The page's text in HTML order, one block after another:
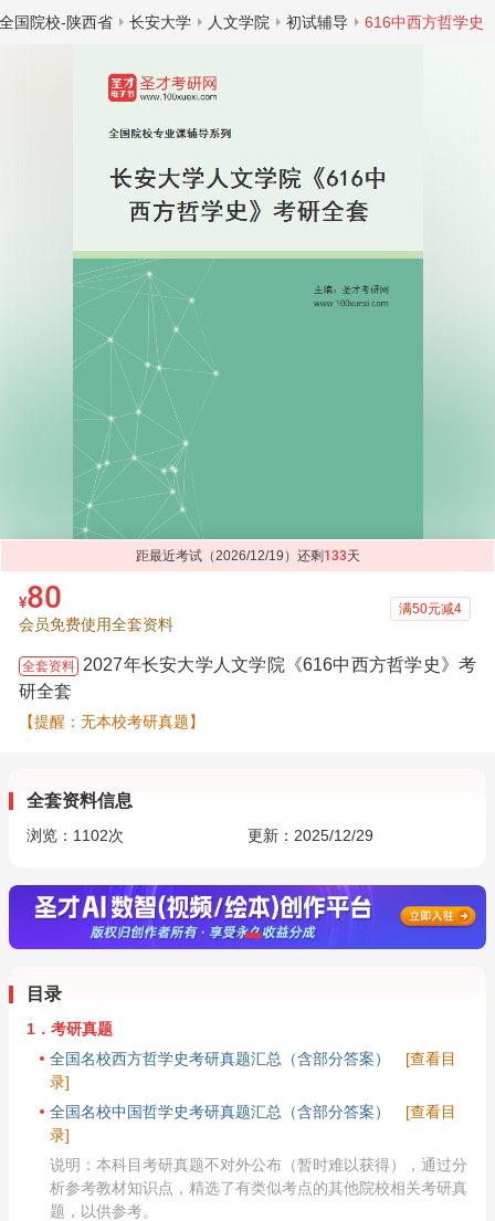
全国院校-陕西省 长安大学 人文学院 初试辅导 616中西方哲学史
距最近考试（2026/12/19）还剩 133天
¥80
会员免费使用全套资料
满50元减4
全套资料 2027年长安大学人文学院《616中西方哲学史》考
研全套
【提醒：无本校考研真题】
全套资料信息
浏览： 1102次 更新：2025/12/29
目录
1．考研真题
全国名校西方哲学史考研真题汇总（含部分答案）
[查看目
录]
全国名校中国哲学史考研真题汇总（含部分答案）
[查看目
录]
说明：本科目考研真题不对外公布（暂时难以获得），通过分
析参考教材知识点，精选了有类似考点的其他院校相关考研真
题，以供参考。